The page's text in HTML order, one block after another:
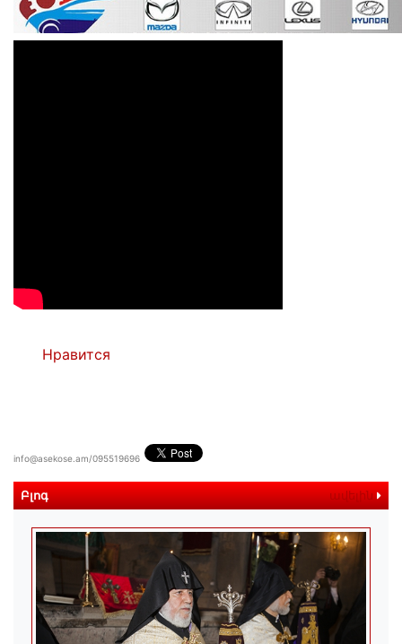
Нравится
info@asekose.am/095519696
Բլոգ ավելին